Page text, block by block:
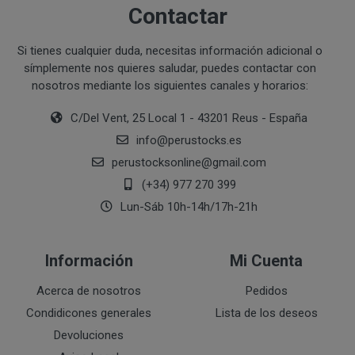
Contactar
Si tienes cualquier duda, necesitas información adicional o
símplemente nos quieres saludar, puedes contactar con
nosotros mediante los siguientes canales y horarios:
C/Del Vent, 25 Local 1 - 43201 Reus - España
info@perustocks.es
perustocksonline@gmail.com
(+34) 977 270 399
Lun-Sáb 10h-14h/17h-21h
Información
Acerca de nosotros
Condidicones generales
Devoluciones
Mi Cuenta
Pedidos
Lista de los deseos
Ejecución de medidas precontractuales a petición del
Para realizar cualquier compra en
edad.
recogida de datos en el que se proporcione a
contratación; datos que en cualquier caso serán
que el cliente deberá consentir expresamente
PERUSTOCKS.
Los pasos a seguir para realizar la compra son:
requeridos a tal efecto. También nos aparece
Accedemos a la tienda online "ENTRAR"
identifica..